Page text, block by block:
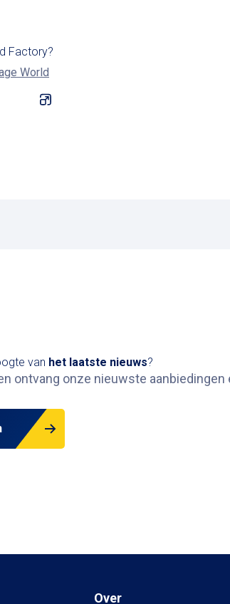
Factory?
World
van het laatste nieuws?
ontvang onze nieuwste
Over